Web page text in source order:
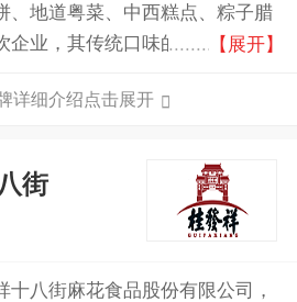
、地道粤菜、中西糕点、粽子腊
企业，其传统口味的豆沙、莲
【展开】
详细介绍点击展开
街
十八街麻花食品股份有限公司，